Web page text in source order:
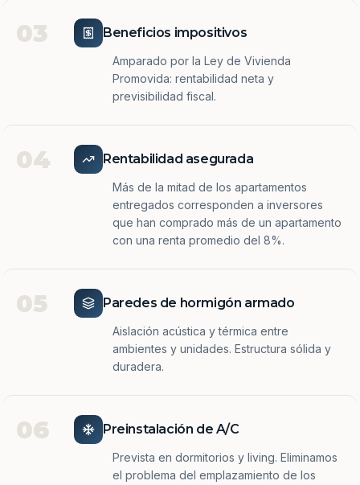
03 Beneficios impositivos
Amparado por la Ley de Vivienda
Promovida: rentabilidad neta y
previsibilidad fiscal.
04 Rentabilidad asegurada
Más de la mitad de los apartamentos
entregados corresponden a inversores
que han comprado más de un apartamento
con una renta promedio del 8%.
05 Paredes de hormigón armado
Aislación acústica y térmica entre
ambientes y unidades. Estructura sólida y
duradera.
06 Preinstalación de A/C
Prevista en dormitorios y living. Eliminamos
el problema del emplazamiento de los